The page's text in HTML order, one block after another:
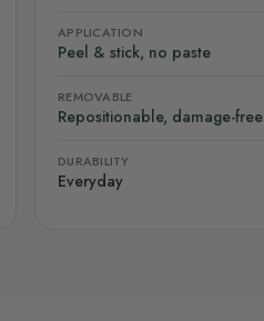
APPLICATION
Peel & stick, no paste
REMOVABLE
Repositionable, damage-free
DURABILITY
Everyday